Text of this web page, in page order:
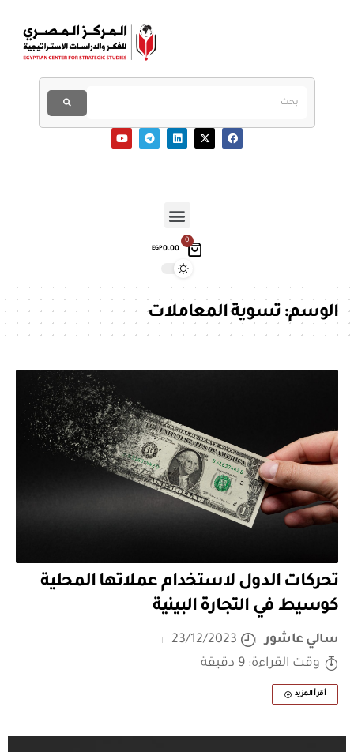
0
EGP0.00
الوسم:تسوية المعاملات
تحركات الدول لاستخدام عملاتها المحلية
كوسيط في التجارة البينية
سالي عاشور
23/12/2023
وقت القراءة: 9 دقيقة
أقرأ المزيد